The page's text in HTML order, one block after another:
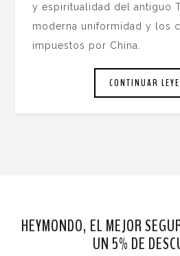
y espiritualidad del antiguo
moderna uniformidad y los
impuestos por China.
CONTINUAR
HEYMONDO, EL MEJOR
UN 5% DE